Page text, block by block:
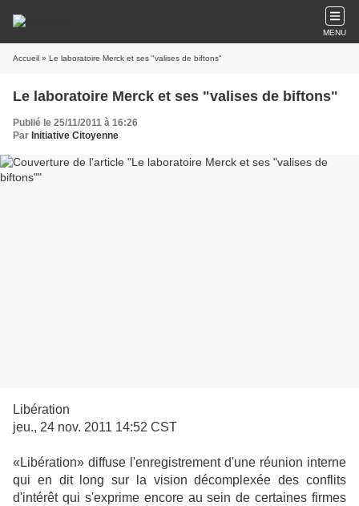
MENU
Accueil » Le laboratoire Merck et ses "valises de biftons"
Le laboratoire Merck et ses "valises de biftons"
Publié le 25/11/2011 à 16:26
Par Initiative Citoyenne
Libération
jeu., 24 nov. 2011 14:52 CST
«Libération» diffuse l'enregistrement d'une réunion interne
qui en dit long sur la vision décomplexée des conflits
d'intérêt qui s'exprime encore au sein de certaines firmes